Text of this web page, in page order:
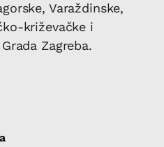
Varaždinske,
križevačke i
Zagreba.